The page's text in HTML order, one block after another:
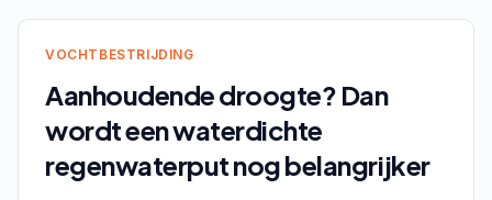
VOCHTBESTRIJDING
Aanhoudende droogte? Dan
wordt een waterdichte
regenwaterput nog belangrijker